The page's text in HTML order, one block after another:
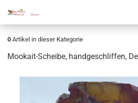
0 Artikel in dieser Kategorie
Mookait-​Scheibe, hand­ge­schlif­fen,